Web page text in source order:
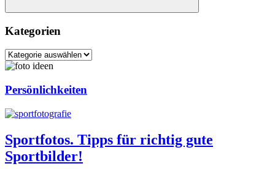
Suchen
Kategorien
Kategorien
Persönlichkeiten
Sportfotos. Tipps für richtig gute
Sportbilder!